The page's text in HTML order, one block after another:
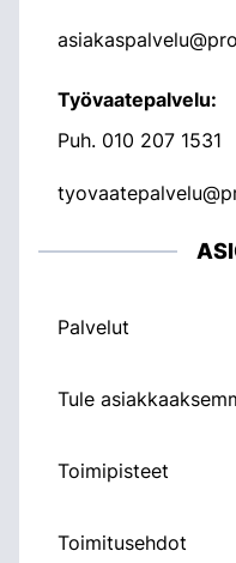
Työvaatepalvelu:
Puh. 010 207 1531
Palvelut
Tule
Toimipisteet
Toimitusehdot